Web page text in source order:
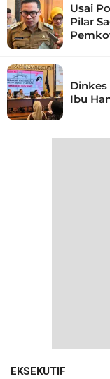
Usai
Pilar
Dinkes
Ibu
EKSEKUTIF